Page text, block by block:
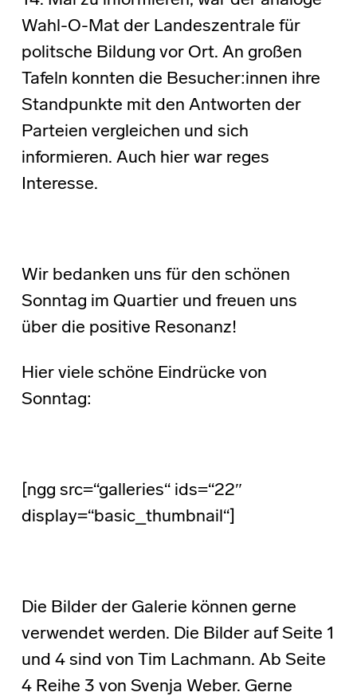
Wahl-O-Mat der Landeszentrale für
politsche Bildung vor Ort. An großen
Tafeln konnten die Besucher:innen ihre
Standpunkte mit den Antworten der
Parteien vergleichen und sich
informieren. Auch hier war reges
Interesse.
Wir bedanken uns für den schönen
Sonntag im Quartier und freuen uns
über die positive Resonanz!
Hier viele schöne Eindrücke von
Sonntag:
[ngg src=“galleries“ ids=“22″
display=“basic_thumbnail“]
Die Bilder der Galerie können gerne
verwendet werden. Die Bilder auf Seite 1
und 4 sind von Tim Lachmann. Ab Seite
4 Reihe 3 von Svenja Weber. Gerne